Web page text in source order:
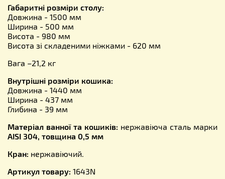
Габаритні розміри столу:
Довжина - 1500 мм
Ширина - 500 мм
Висота - 980 мм
Висота зі складеними ніжками - 620 мм
Вага –21,2 кг
Внутрішні розміри кошика:
Довжина - 1440 мм
Ширина - 437 мм
Глибина - 39 мм
Матеріал ванної та кошиків: нержавіюча сталь марки
AISI 304, товщина 0,5 мм
Кран: нержавіючий.
Артикул товару: 1643N